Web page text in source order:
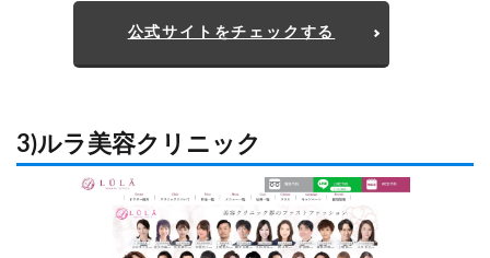
公式サイトをチェックする
3)ルラ美容クリニック